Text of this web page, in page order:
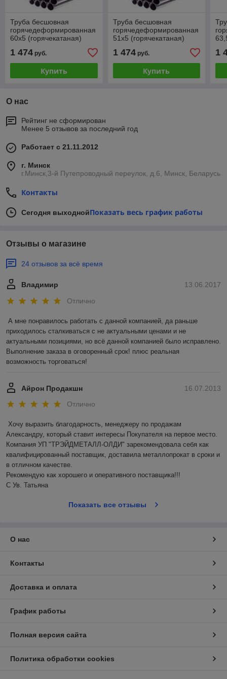
Труба бесшовная
горячедеформированная
60х5 (горячекатаная)
1 474 руб.
Купить
Труба бесшовная
горячедеформированная
51х5 (горячекатаная)
1 474руб.
Купить
1
О нас
Рейтинг не сформирован
Менее 5 отзывов за последний год
Работает с 21.11.2012
г. Минск
г.Минск,3-й Путепроводный переулок, д.6, Минск, Беларусь
Контакты
Сегодня выходнойПоказать весь график работы
Отзывы о магазине
24 отзывов за всё время
13.06.2017
Владимир
Отлично
А мне понравилось работать с данной компанией, да раньше
приходилось сталкиваться с не актуальными ценами и не
актуальными позициями, но всё данной компанией было исправлено.
Выполнение заказа в оговоренный срок! плюс реальная
возможность торговаться!
16.07.2013
Айрон Продакшн
Отлично
Хочу выразить благодарность, менеджеру по продажам
Александру, который ставит интересы Покупателя на первое место.
Компания УП "ТРЭЙДМЕТАЛЛ-ОЛДИ" зарекомендовала себя как
квалифицированный поставщик, доставила металлопрокат в сроки и
в отличном качестве.
Рекомендую как хорошего и оперативного поставщика!!!
С Ув. Татьяна
Показать все отзывы
О нас
Контакты
Доставка и оплата
График работы
Полная версия сайта
Политика обработки cookies